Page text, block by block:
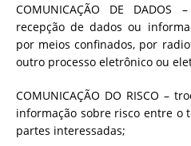
COMUNICAÇÃO DE DADOS
recepção de dados ou
por meios confinados, por
outro processo eletrônico ou
COMUNICAÇÃO DO RISCO –
informação sobre risco entre o
partes interessadas;